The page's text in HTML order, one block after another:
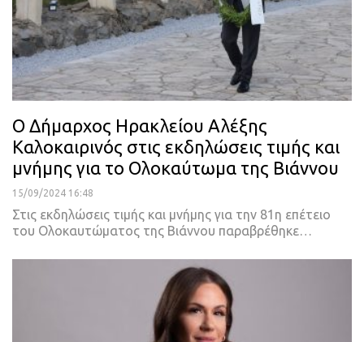
Ο Δήμαρχος Ηρακλείου Αλέξης
Καλοκαιρινός στις εκδηλώσεις τιμής και
μνήμης για το Ολοκαύτωμα της Βιάννου
15/09/2024 16:48
Στις εκδηλώσεις τιμής και μνήμης για την 81η επέτειο
του Ολοκαυτώματος της Βιάννου παραβρέθηκε…